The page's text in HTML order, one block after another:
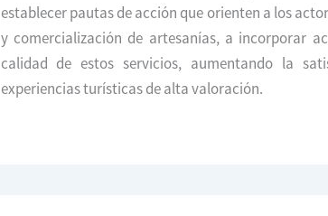
establecer pautas de acción que orienten a los
y comercialización de artesanías, a incorporar
calidad de estos servicios, aumentando la
experiencias turísticas de alta valoración.